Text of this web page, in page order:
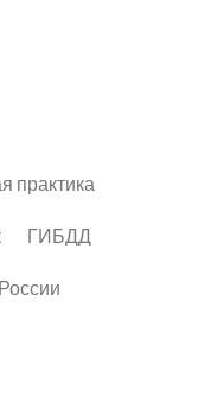
практика
ГИБДД